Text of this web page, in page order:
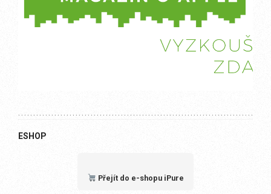
ESHOP
Přejít do e-shopu iPure